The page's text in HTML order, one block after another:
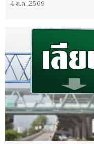
4 ส.ค. 2569